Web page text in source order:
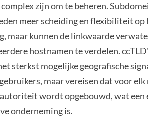
zijn om te beheren.
meer scheiding en flexibiliteit op
maar kunnen de linkwaarde
hostnamen te verdelen.
sterkst mogelijke geografische
maar vereisen dat voor
wordt opgebouwd, wat een
onderneming is.